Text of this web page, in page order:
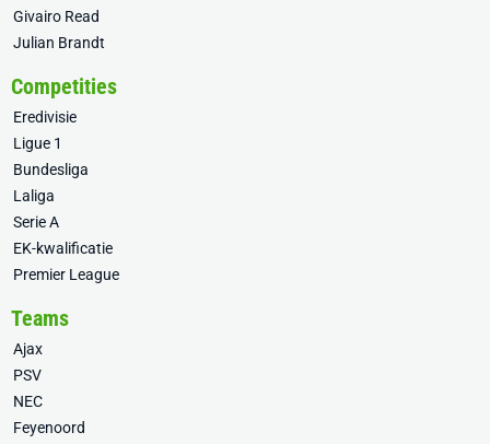
Givairo Read
Julian Brandt
Competities
Eredivisie
Ligue 1
Bundesliga
Laliga
Serie A
EK-kwalificatie
Premier League
Teams
Ajax
PSV
NEC
Feyenoord